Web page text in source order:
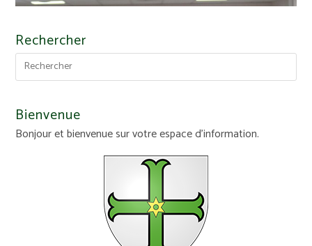
Rechercher
Bienvenue
Bonjour et bienvenue sur votre espace d'information.